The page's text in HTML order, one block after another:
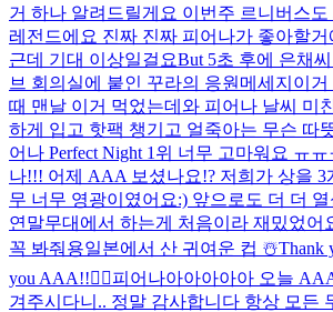
거 하나 알려드릴게요 이번주 르니버스
레전드에요 진짜 진짜 피어나가 좋아할
근데 기대 이상일걸요But 5초 후에 은채
브 회의실에 붙인 꾸라의 응원메세지 이거
때 맨날 이거 먹었는데 와 피어나 날씨 미
하게 입고 핫팩 챙기고 얼죽아는 무슨 따
어나 Perfect Night 1위 너무 고마워요 ㅠㅠ
나!!! 어제 AAA 보셨나요!? 저희가 상을 3
무 너무 영광이였어요:) 앞으로도 더 더
연말무대에서 하는게 처음이라 재밌었
꼭 봐줘용일본에서 산 귀여운 컵 ☃️Thank
you AAA!!❤️‍🔥피어나아아아아아 오늘
겨주시다니.. 정말 감사합니다 항상 모든